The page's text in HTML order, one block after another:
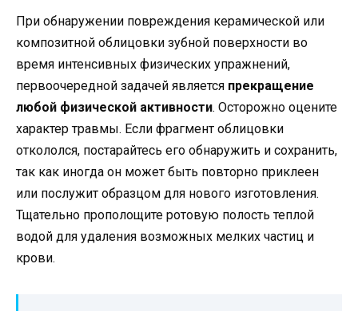
При обнаружении повреждения керамической или
композитной облицовки зубной поверхности во
время интенсивных физических упражнений,
первоочередной задачей является прекращение
любой физической активности. Осторожно оцените
характер травмы. Если фрагмент облицовки
откололся, постарайтесь его обнаружить и сохранить,
так как иногда он может быть повторно приклеен
или послужит образцом для нового изготовления.
Тщательно прополощите ротовую полость теплой
водой для удаления возможных мелких частиц и
крови.